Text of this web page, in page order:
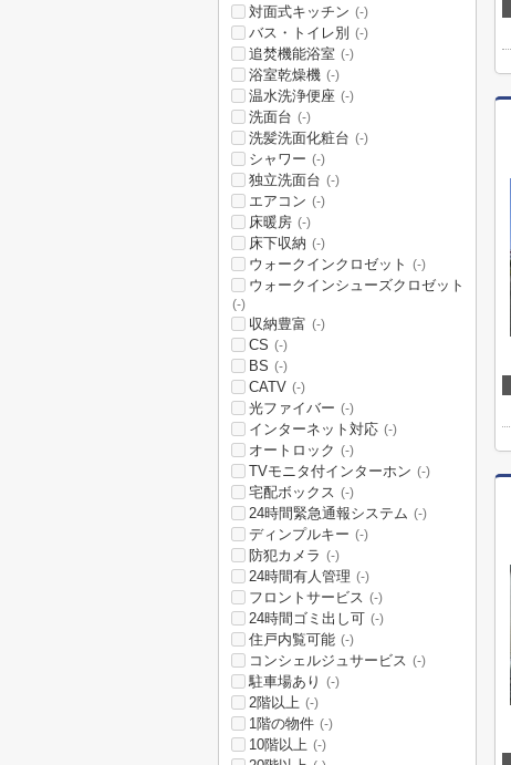
対面式キッチン (-)
バス・トイレ別 (-)
追焚機能浴室 (-)
浴室乾燥機 (-)
温水洗浄便座 (-)
洗面台 (-)
洗髪洗面化粧台 (-)
シャワー (-)
独立洗面台 (-)
エアコン (-)
床暖房 (-)
床下収納 (-)
ウォークインクロゼット (-)
ウォークインシューズクロゼット
(-)
収納豊富 (-)
CS (-)
BS (-)
CATV (-)
光ファイバー (-)
インターネット対応 (-)
オートロック (-)
TVモニタ付インターホン (-)
宅配ボックス (-)
24時間緊急通報システム (-)
ディンプルキー (-)
防犯カメラ (-)
24時間有人管理 (-)
フロントサービス (-)
24時間ゴミ出し可 (-)
住戸内覧可能 (-)
コンシェルジュサービス (-)
駐車場あり (-)
2階以上 (-)
1階の物件 (-)
10階以上 (-)